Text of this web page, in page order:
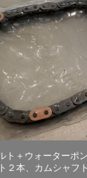
ト＋ウォーターポ
２本、カムシャフ